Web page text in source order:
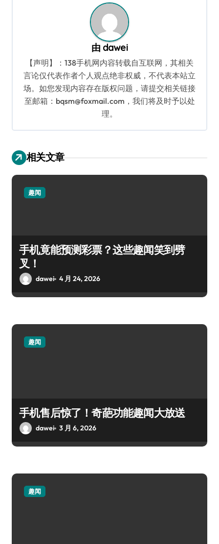
由 dawei
【声明】：138手机网内容转载自互联网，其相关
言论仅代表作者个人观点绝非权威，不代表本站立
场。如您发现内容存在版权问题，请提交相关链接
至邮箱：bqsm@foxmail.com，我们将及时予以处
理。
相关文章
趣闻
手机竟能预测彩票？这些趣闻笑到劈
叉！
dawei 4 月 24, 2026
趣闻
手机售后惊了！奇葩功能趣闻大放送
dawei 3 月 6, 2026
趣闻